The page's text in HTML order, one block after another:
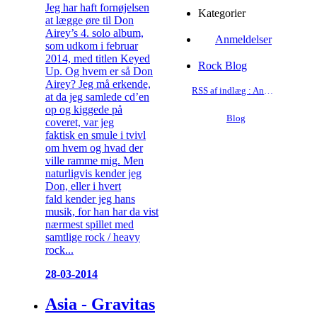
Jeg har haft fornøjelsen
at lægge øre til Don
Airey’s 4. solo album,
som udkom i februar
2014, med titlen Keyed
Up. Og hvem er så Don
Airey? Jeg må erkende,
at da jeg samlede cd’en
op og kiggede på
coveret, var jeg
faktisk en smule i tvivl
om hvem og hvad der
ville ramme mig. Men
naturligvis kender jeg
Don, eller i hvert
fald kender jeg hans
musik, for han har da vist
nærmest spillet med
samtlige rock / heavy
rock...
28-03-2014
Asia - Gravitas
Kategorier
Anmeldelser
Rock Blog
RSS af indlæg : Anmeldelser
Blog